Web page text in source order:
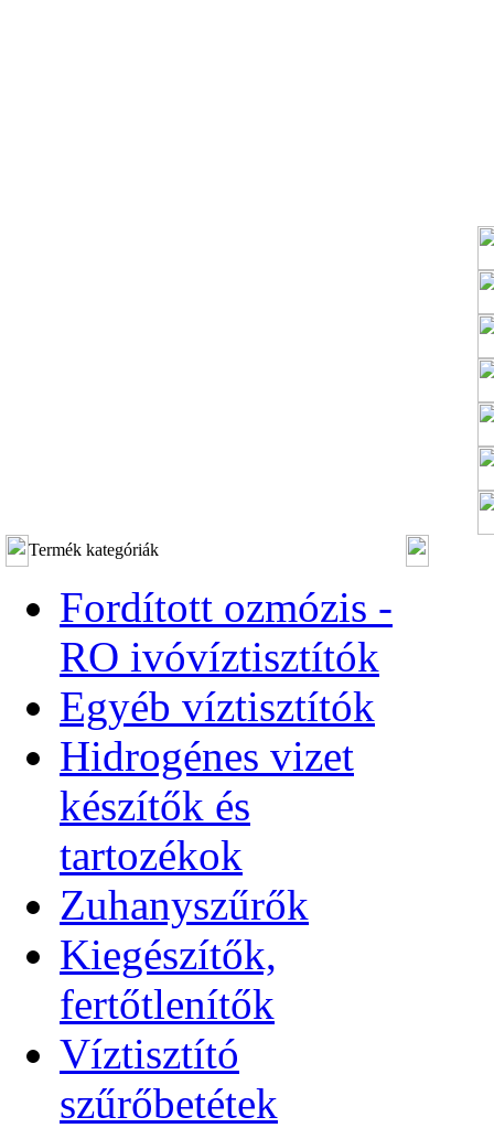
Termék kategóriák
Fordított ozmózis -
RO ivóvíztisztítók
Egyéb víztisztítók
Hidrogénes vizet
készítők és
tartozékok
Zuhanyszűrők
Kiegészítők,
fertőtlenítők
Víztisztító
szűrőbetétek